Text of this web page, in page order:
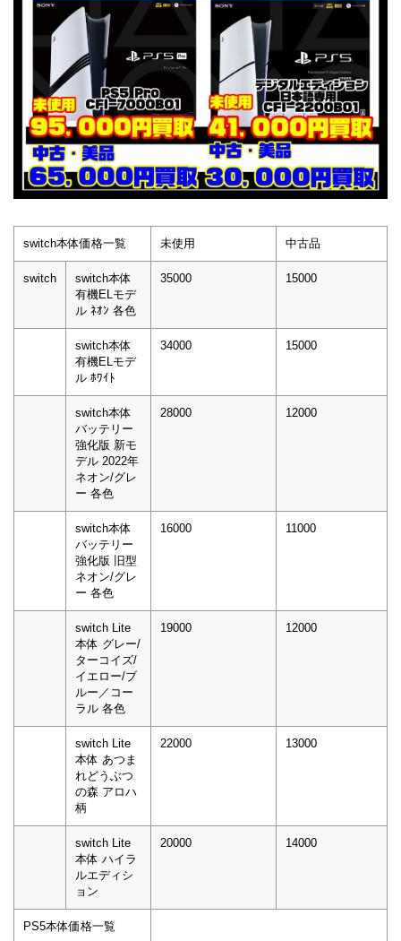
switch本体価格一覧 未使用 中古品
switch
switch本体
有機ELモデ
ル ﾈｵﾝ 各色
35000 15000
switch本体
有機ELモデ
ル ﾎﾜｲﾄ
34000 15000
switch本体
バッテリー
強化版 新モ
デル 2022年
ネオン/グレ
ー 各色
28000 12000
switch本体
バッテリー
強化版 旧型
ネオン/グレ
ー 各色
16000 11000
switch Lite
本体 グレー/
ターコイズ/
イエロー/ブ
ルー／コー
ラル 各色
19000 12000
switch Lite
本体 あつま
れどうぶつ
の森 アロハ
柄
22000 13000
switch Lite
本体 ハイラ
ルエディシ
ョン
20000 14000
PS5本体価格一覧